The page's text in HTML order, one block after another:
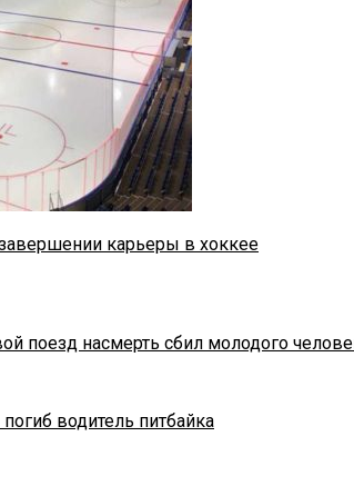
карьеры в хоккее
поезд насмерть сбил молодого
водитель питбайка